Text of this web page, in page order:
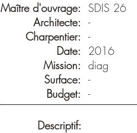
Maître d'ouvrage:
Architecte:
Charpentier:
Date:
Mission:
Surface:
Budget:
SDIS 26
-
-
2016
diag
-
-
Descriptif: